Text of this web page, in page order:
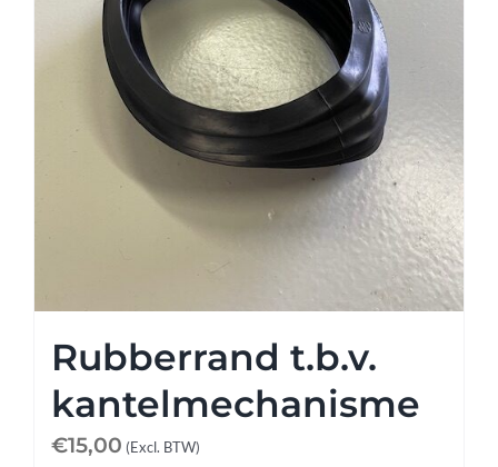
Rubberrand t.b.v.
kantelmechanisme
€15,00 (Excl. BTW)